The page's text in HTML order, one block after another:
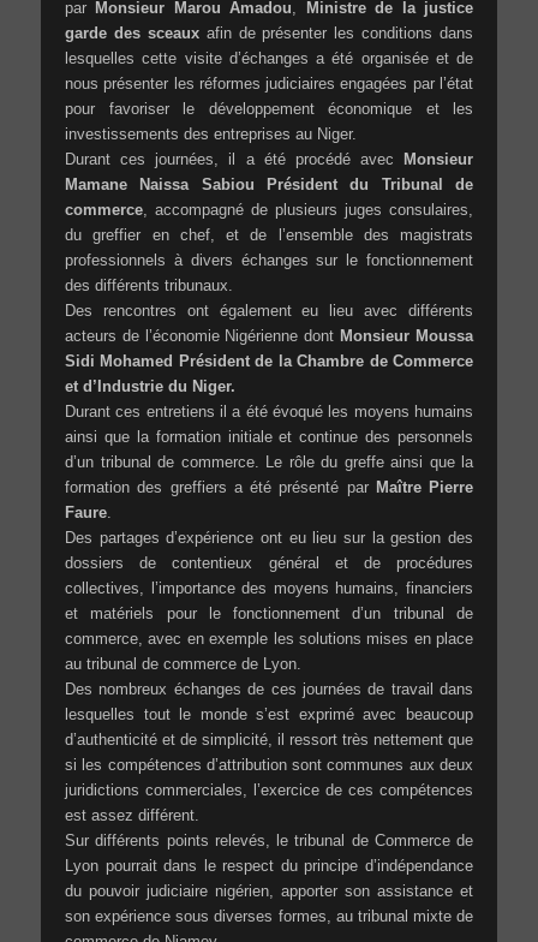
par Monsieur Marou Amadou,
Ministre de la justice
garde des sceauxafin de présenter les conditions dans
lesquelles cette visite d’échanges a été organisée et de
nous présenter les réformes judiciaires engagées par l’état
pour favoriser le développement économique et les
investissements des entreprises au Niger.
Durant ces journées, il a été procédé avec
Monsieur
Mamane Naissa Sabiou
Président du Tribunal de
commerce, accompagné de plusieurs juges consulaires,
du greffier en chef, et de l’ensemble des magistrats
professionnels à divers échanges sur le fonctionnement
des différents tribunaux.
Des rencontres ont également eu lieu avec différents
acteurs de l’économie Nigérienne dont Monsieur Moussa
Sidi Mohamed Président de la Chambre de Commerce
et d’Industrie du Niger.
Durant ces entretiens il a été évoqué les moyens humains
ainsi que la formation initiale et continue des personnels
d’un tribunal de commerce. Le rôle du greffe ainsi que la
formation des greffiers a été présenté parMaître Pierre
Faure.
Des partages d’expérience ont eu lieu sur la gestion des
dossiers de contentieux général et de procédures
collectives, l’importance des moyens humains, financiers
et matériels pour le fonctionnement d’un tribunal de
commerce, avec en exemple les solutions mises en place
au tribunal de commerce de Lyon.
Des nombreux échanges de ces journées de travail dans
lesquelles tout le monde s’est exprimé avec beaucoup
d’authenticité et de simplicité, il ressort très nettement que
si les compétences d’attribution sont communes aux deux
juridictions commerciales, l’exercice de ces compétences
est assez différent.
Sur différents points relevés, le tribunal de Commerce de
Lyon pourrait dans le respect du principe d’indépendance
du pouvoir judiciaire nigérien, apporter son assistance et
son expérience sous diverses formes, au tribunal mixte de